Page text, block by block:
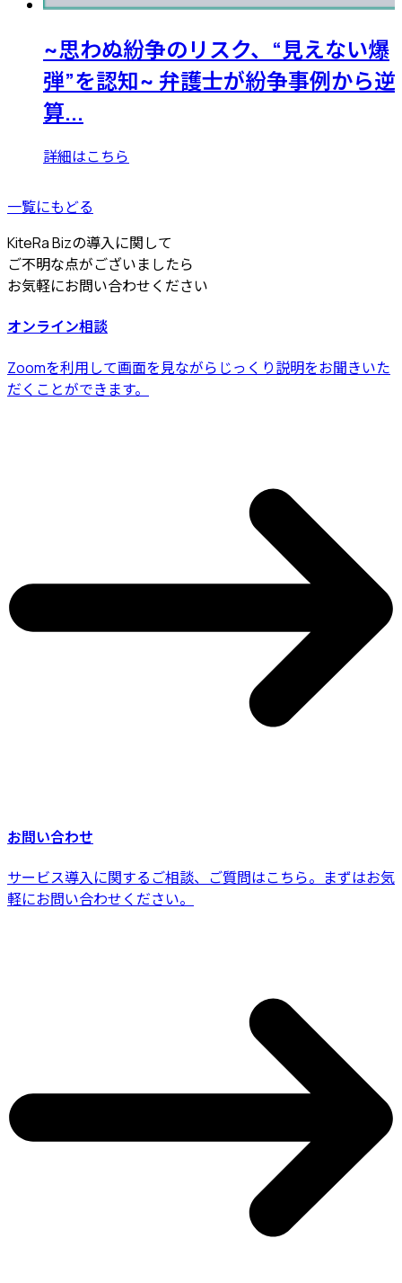
~思わぬ紛争のリスク、“見えない爆
弾”を認知~ 弁護士が紛争事例から逆
算...
詳細はこちら
一覧にもどる
KiteRa Bizの導入に関して
ご不明な点がございましたら
お気軽にお問い合わせください
オンライン相談
Zoomを利用して画面を見ながらじっくり説明をお聞きいた
だくことができます。
お問い合わせ
サービス導入に関するご相談、ご質問はこちら。まずはお気
軽にお問い合わせください。